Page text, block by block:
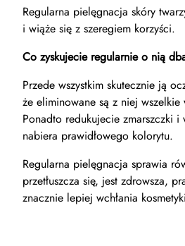
Regularna pielęgnacja skóry
i wiąże się z szeregiem korzyści.
Co zyskujecie regularnie o nią
Przede wszystkim skutecznie ją
że eliminowane są z niej wszelkie
Ponadto redukujecie zmarszczki
nabiera prawidłowego kolorytu.
Regularna pielęgnacja sprawia
przetłuszcza się, jest zdrowsza,
znacznie lepiej wchłania